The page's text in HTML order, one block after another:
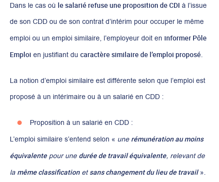
Dans le cas où le salarié refuse une proposition de CDI à l’issue
de son CDD ou de son contrat d’intérim pour occuper le même
emploi ou un emploi similaire, l’employeur doit en informer Pôle
Emploi en justifiant du caractère similaire de l’emploi proposé.
La notion d’emploi similaire est différente selon que l’emploi est
proposé à un intérimaire ou à un salarié en CDD :
Proposition à un salarié en CDD :
L’emploi similaire s’entend selon « une rémunération au moins
équivalentepour une durée de travail équivalente, relevant de
la même classificationetsans changement du lieu de travail».